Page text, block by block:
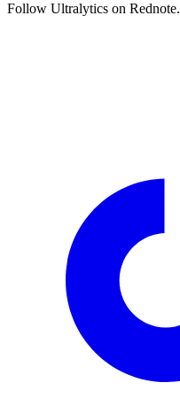
Follow Ultralytics on Rednote.